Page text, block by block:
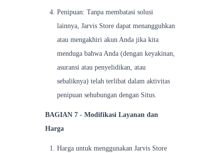
Penipuan: Tanpa membatasi solusi
lainnya, Jarvis Store dapat menangguhkan
atau mengakhiri akun Anda jika kita
menduga bahwa Anda (dengan keyakinan,
asuransi atau penyelidikan, atau
sebaliknya) telah terlibat dalam aktivitas
penipuan sehubungan dengan Situs.
BAGIAN 7 - Modifikasi Layanan dan
Harga
Harga untuk menggunakan Jarvis Store